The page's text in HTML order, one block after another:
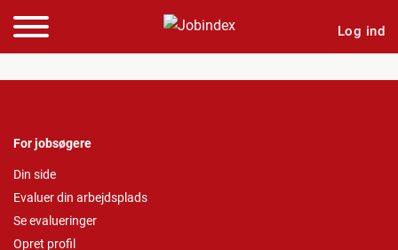
Log ind
For jobsøgere
Din side
Evaluer din arbejdsplads
Se evalueringer
Opret profil